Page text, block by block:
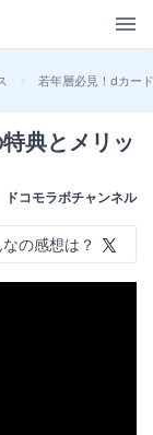
> 若年層必見！dカー
典とメリッ
ドコモラボチャンネル
の感想は？